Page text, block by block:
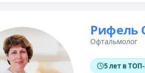
Рифель
Офтальмолог
5 лет в